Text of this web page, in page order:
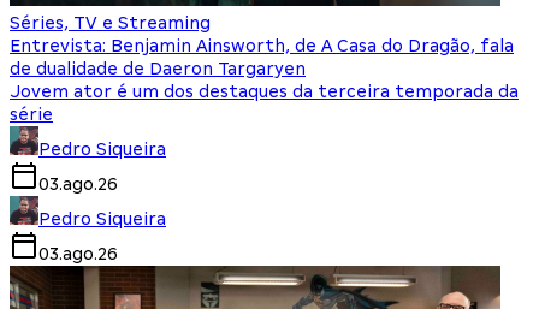
Séries, TV e Streaming
Entrevista: Benjamin Ainsworth, de A Casa do Dragão, fala
de dualidade de Daeron Targaryen
Jovem ator é um dos destaques da terceira temporada da
série
Pedro Siqueira
03.ago.26
Pedro Siqueira
03.ago.26